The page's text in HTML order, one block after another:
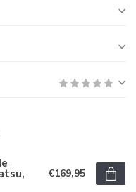
€169,95